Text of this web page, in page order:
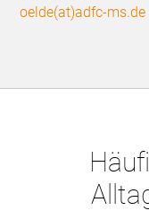
oelde(at)adfc-ms.de